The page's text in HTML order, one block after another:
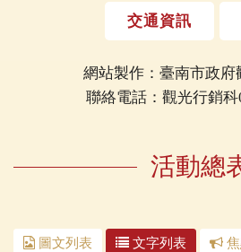
交通資訊
網站製作：臺南市政府
聯絡電話：觀光行銷科
活動總
圖文列表 文字列表